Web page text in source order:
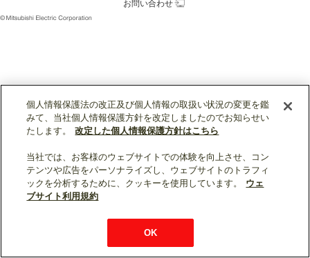
お問い合わせ
個人情報保護法の改正及び個人情報の取扱い状況の変更を鑑
みて、当社個人情報保護方針を改定しましたのでお知らせい
たします。
改定した個人情報保護方針はこちら
当社では、お客様のウェブサイトでの体験を向上させ、コン
テンツや広告をパーソナライズし、ウェブサイトのトラフィ
ックを分析するために、クッキーを使用しています。
ウェ
ブサイト利用規約
OK